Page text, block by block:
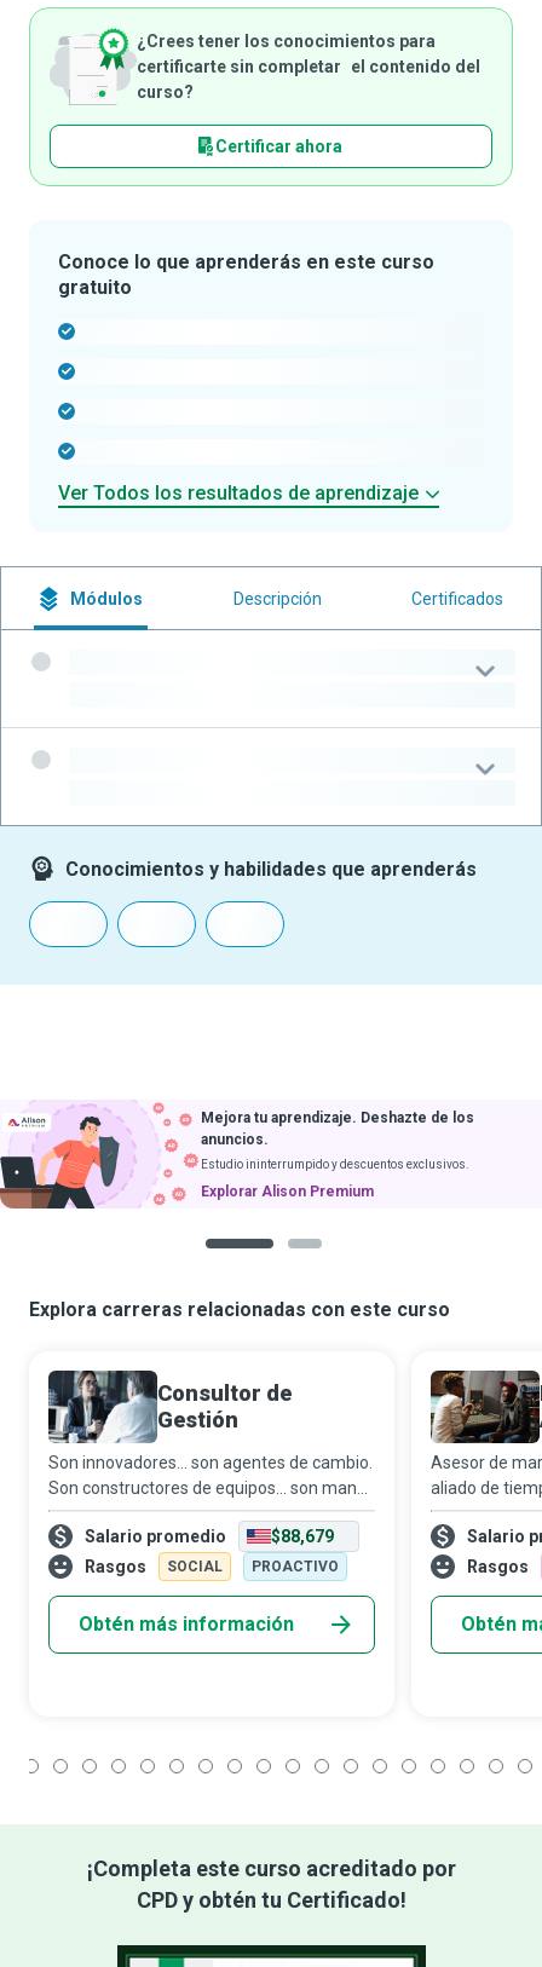
¿Crees tener los conocimientos para
certificarte sin completar el contenido del
curso?
Certificar ahora
Conoce lo que aprenderás en este curso
gratuito
Ver Todos los resultados de aprendizaje
Módulos Descripción Certificados
Conocimientos y habilidades que aprenderás
Mejora tu aprendizaje. Deshazte de los
anuncios.
Estudio ininterrumpido y descuentos exclusivos.
Explorar Alison Premium
Explora carreras relacionadas con este curso
Consultor de
Gestión
Son innovadores... son agentes de cambio.
Son constructores de equipos... son manos
que ayudan. Son quienes hacen que las
cosas sucedan. Son consultores de
gestión que usan análisis de Big Data para
Salario promedio
$88,679
Rasgos
SOCIAL PROACTIVO
Obtén más información
Asesor de
aliado de
aspecto
intermediario
Salario
Rasgos
Obtén
¡Completa este curso acreditado por
CPD y obtén tu Certificado!